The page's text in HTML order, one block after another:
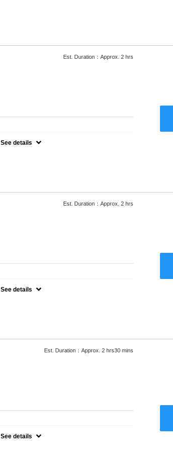
Est. Duration：Approx. 2 hrs
See details
Est. Duration：Approx. 2 hrs
See details
Est. Duration：Approx. 2 hrs30 mins
See details